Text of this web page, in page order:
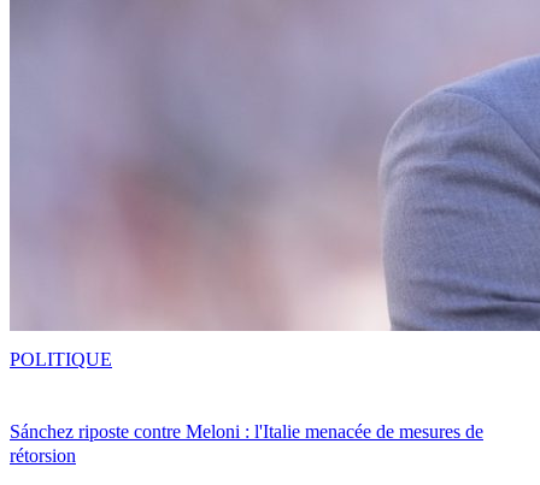
Sánchez riposte contre Meloni : l'Italie menacée de mesures de
rétorsion
POLITIQUE